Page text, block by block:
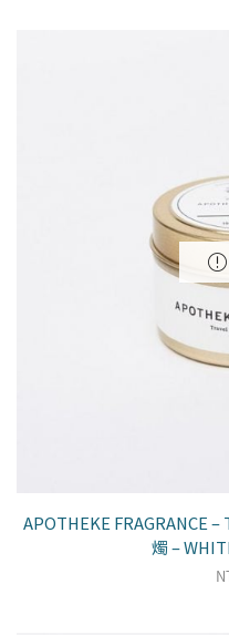
APOTHEKE FRAGRANCE
燭 –